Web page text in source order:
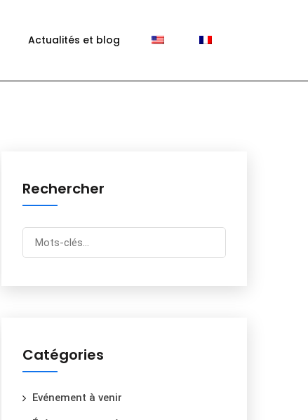
Actualités et blog
Rechercher
Catégories
Evénement à venir